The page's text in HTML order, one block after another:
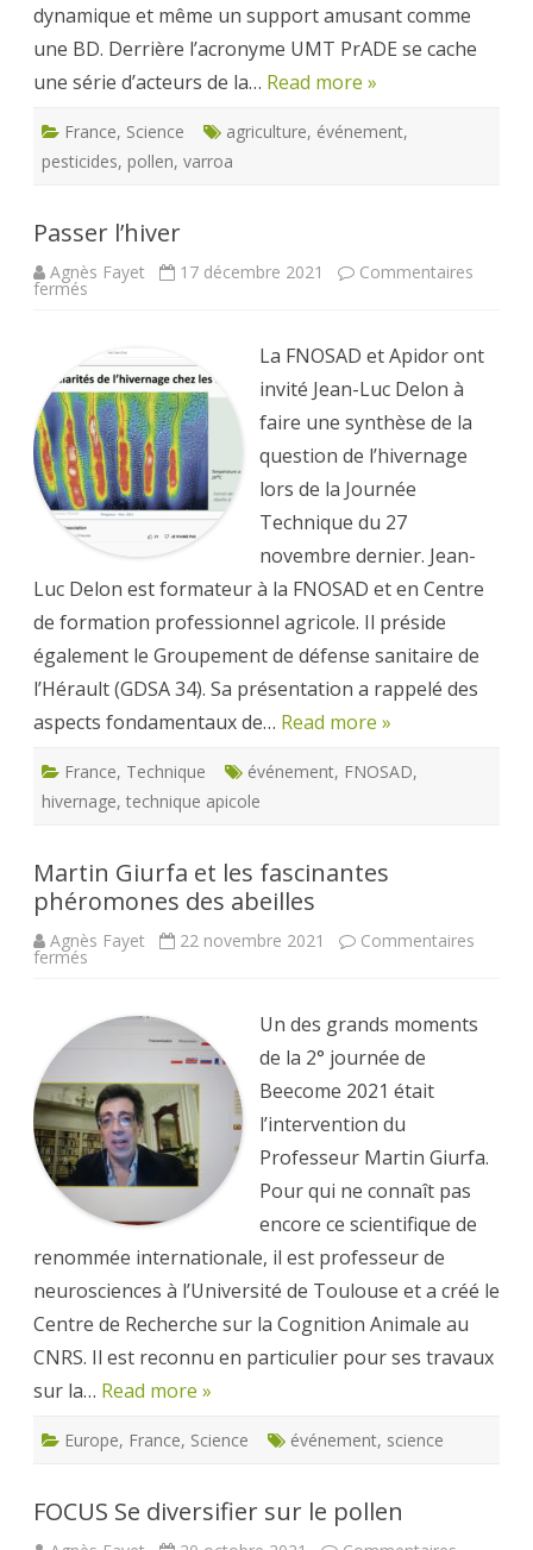
dynamique et même un support amusant comme
une BD. Derrière l’acronyme UMT PrADE se cache
une série d’acteurs de la… Read more »
France, Science agriculture, événement,
pesticides, pollen, varroa
Passer l’hiver
Agnès Fayet 17 décembre 2021 Commentaires
fermés
La FNOSAD et Apidor ont
invité Jean-Luc Delon à
faire une synthèse de la
question de l’hivernage
lors de la Journée
Technique du 27
novembre dernier. Jean-
Luc Delon est formateur à la FNOSAD et en Centre
de formation professionnel agricole. Il préside
également le Groupement de défense sanitaire de
l’Hérault (GDSA 34). Sa présentation a rappelé des
aspects fondamentaux de… Read more »
France, Technique événement, FNOSAD,
hivernage, technique apicole
Martin Giurfa et les fascinantes
phéromones des abeilles
Agnès Fayet 22 novembre 2021 Commentaires
fermés
les
fascinantes
phéromones
abeilles
Un des grands moments
de la 2° journée de
Beecome 2021 était
l’intervention du
Professeur Martin Giurfa.
Pour qui ne connaît pas
encore ce scientifique de
renommée internationale, il est professeur de
neurosciences à l’Université de Toulouse et a créé le
Centre de Recherche sur la Cognition Animale au
CNRS. Il est reconnu en particulier pour ses travaux
sur la… Read more »
Europe, France, Science événement, science
FOCUS Se diversifier sur le pollen